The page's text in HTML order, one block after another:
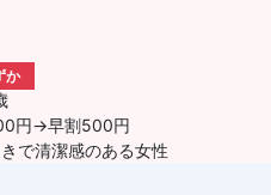
か
円→早割500円
で清潔感のある女性